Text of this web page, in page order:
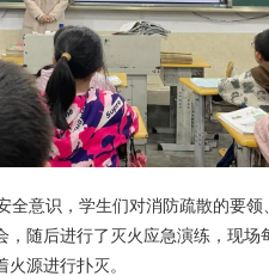
意识，学生们对消防疏散的要
随后进行了灭火应急演练，现
源进行扑灭。